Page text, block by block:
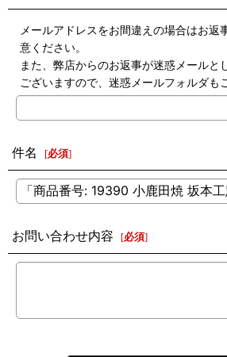
メールアドレスをお間違えの場合はお返
意ください。
また、弊店からのお返事が迷惑メールと
ございますので、迷惑メールフォルダも
件名 [必須]
お問い合わせ内容 [必須]